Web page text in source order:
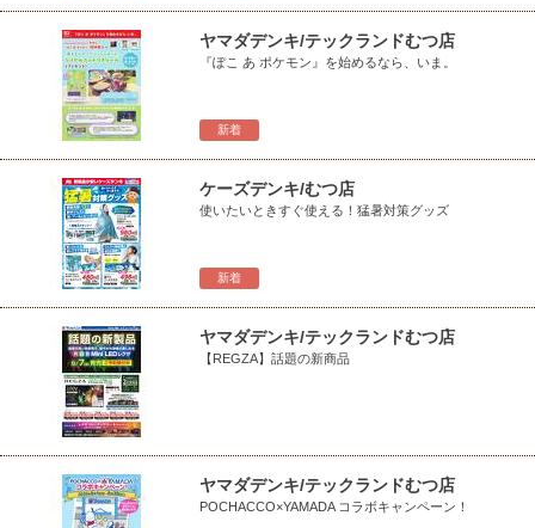
新着
ヤマダデンキ/テックランドむつ店
『ぽこ あ ポケモン』を始めるなら、いま。
新着
ケーズデンキ/むつ店
使いたいときすぐ使える！猛暑対策グッズ
ヤマダデンキ/テックランドむつ店
【REGZA】話題の新商品
ヤマダデンキ/テックランドむつ店
POCHACCO×YAMADA コラボキャンペーン！